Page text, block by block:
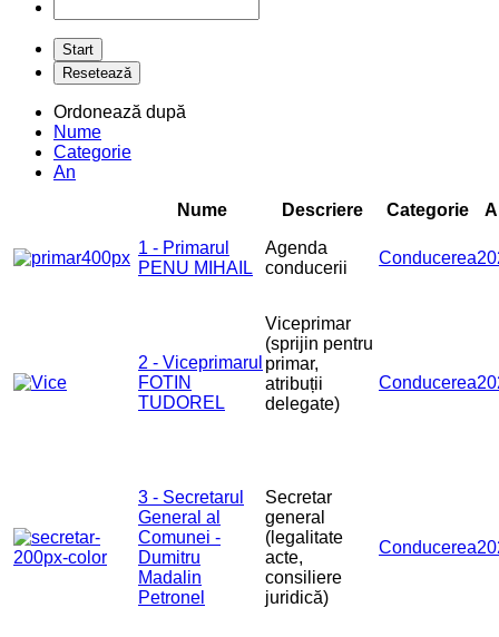
Ordonează după
Nume
Categorie
An
Nume
Descriere Categorie
1 - Primarul
PENU MIHAIL
Agenda
conducerii
Conducerea
2 - Viceprimarul
FOTIN
TUDOREL
Viceprimar
(sprijin pentru
primar,
atribuții
delegate)
Conducerea
3 - Secretarul
General al
Comunei -
Dumitru
Madalin
Petronel
Secretar
general
(legalitate
acte,
consiliere
juridică)
Conducerea